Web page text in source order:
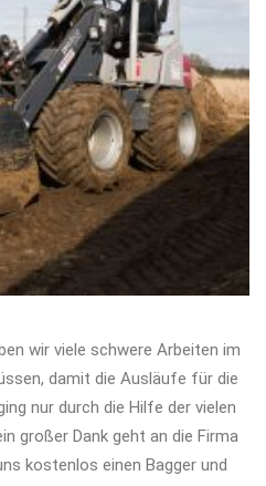
wir viele schwere Arbeiten im
damit die Ausläufe für die
nur durch die Hilfe der vielen
großer Dank geht an die Firma
kostenlos einen Bagger und